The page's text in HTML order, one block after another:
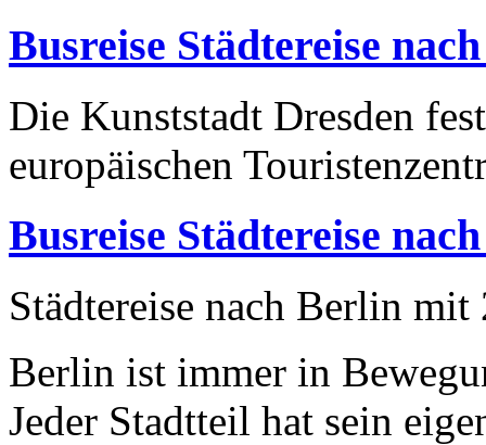
Busreise Städtereise
Die Kunststadt Dresden
europäischen
Busreise Städtereise
Städtereise nach Berlin
Berlin ist immer in
Jeder Stadtteil hat sein